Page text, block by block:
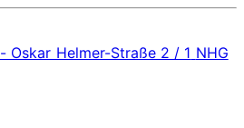
- Oskar Helmer-Straße 2 / 1 NHG